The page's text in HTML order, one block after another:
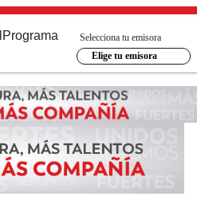
Programa
Selecciona tu emisora
Elige tu emisora